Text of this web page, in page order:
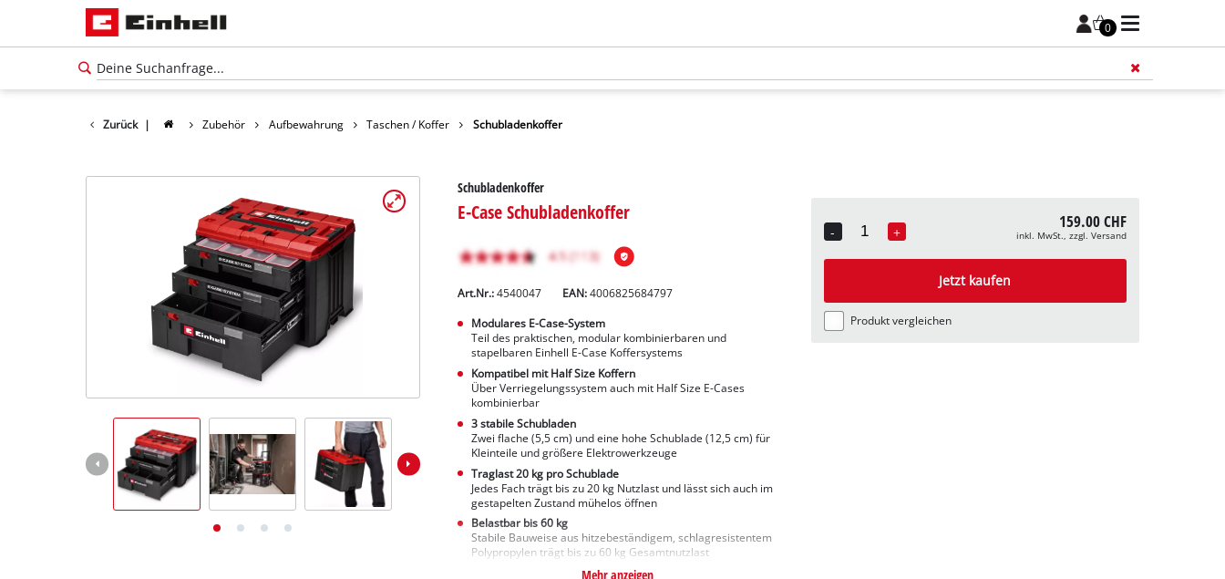
0
Zurück | Zubehör Aufbewahrung Taschen / Koffer Schubladenkoffer
Schubladenkoffer
E-Case Schubladenkoffer
Art.Nr.:4540047 EAN:4006825684797
Modulares E-Case-System
Teil des praktischen, modular kombinierbaren und
stapelbaren Einhell E-Case Koffersystems
Kompatibel mit Half Size Koffern
Über Verriegelungssystem auch mit Half Size E-Cases
kombinierbar
3 stabile Schubladen
Zwei flache (5,5 cm) und eine hohe Schublade (12,5 cm) für
Kleinteile und größere Elektrowerkzeuge
Traglast 20 kg pro Schublade
Jedes Fach trägt bis zu 20 kg Nutzlast und lässt sich auch im
gestapelten Zustand mühelos öffnen
Belastbar bis 60 kg
Stabile Bauweise aus hitzebeständigem, schlagresistentem
Polypropylen trägt bis zu 60 kg Gesamtnutzlast
Mehr anzeigen
-
Quantity
+ 159.00 CHF
inkl. MwSt., zzgl. Versand
Jetzt kaufen
Produkt vergleichen